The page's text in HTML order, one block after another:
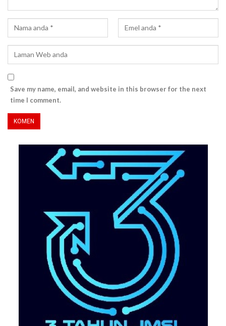
Save my name, email, and website in this browser for the next
time I comment.